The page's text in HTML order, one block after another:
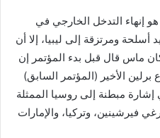
إنهاء التدخل الخارجي في
ومرتزقة إلى ليبيا، إلا أن
ماس قال قبل بدء المؤتمر إن
برلين الأخير (المؤتمر السابق)
مبطنة إلى روسيا الممثلة
فيرشينين، وتركيا، والإمارات